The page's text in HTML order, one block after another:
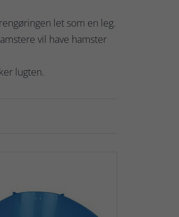
let som en leg.
vil have hamster
lugten.